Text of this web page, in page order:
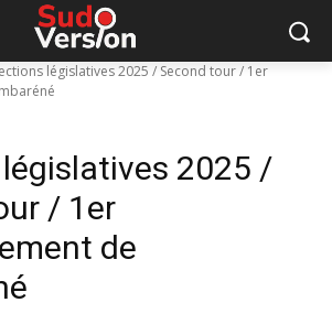
législatives 2025 / Second tour / 1er
2025 /
/ 1er
de